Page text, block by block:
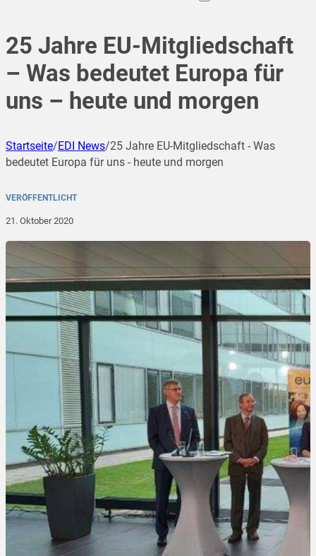
25 Jahre EU-Mitgliedschaft
– Was bedeutet Europa für
uns – heute und morgen
Startseite/EDI News/25 Jahre EU-Mitgliedschaft - Was
bedeutet Europa für uns - heute und morgen
VERÖFFENTLICHT
21. Oktober 2020